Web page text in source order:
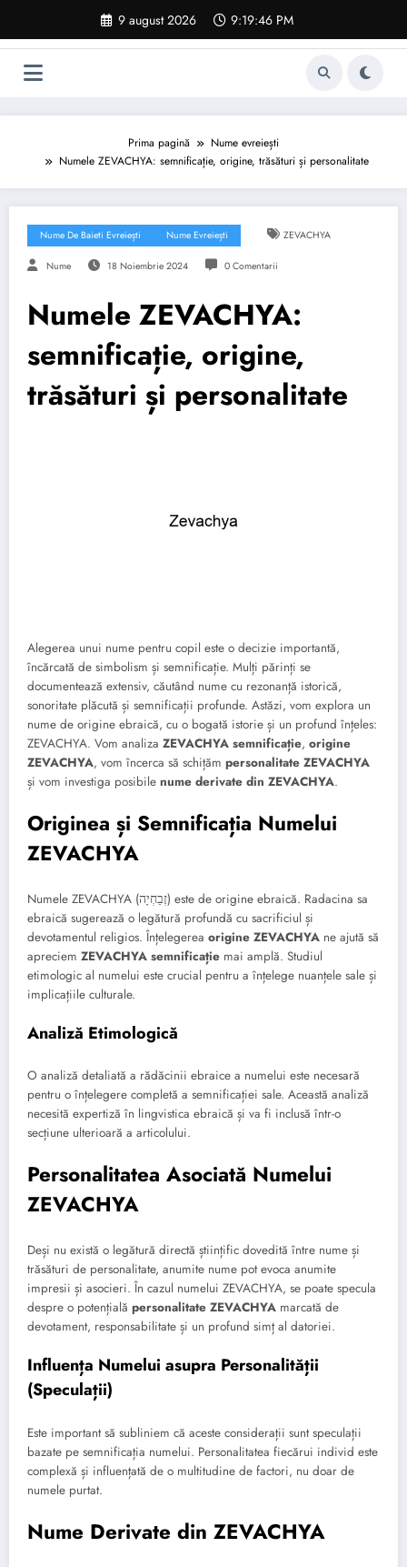
conținut
9 august 2026 9:19:47 PM
Prima pagină
Nume evreiești
Numele ZEVACHYA: semnificație, origine, trăsături și personalitate
Nume De Baieti Evreiești Nume Evreiești ZEVACHYA
Nume 18 Noiembrie 2024 0 Comentarii
Numele ZEVACHYA:
semnificație, origine,
trăsături și personalitate
Alegerea unui nume pentru copil este o decizie importantă,
încărcată de simbolism și semnificație. Mulți părinți se
documentează extensiv, căutând nume cu rezonanță istorică,
sonoritate plăcută și semnificații profunde. Astăzi, vom explora un
nume de origine ebraică, cu o bogată istorie și un profund înțeles:
ZEVACHYA. Vom analiza ZEVACHYA semnificație, origine
ZEVACHYA, vom încerca să schițăm personalitate ZEVACHYA
și vom investiga posibile nume derivate din ZEVACHYA.
Originea și Semnificația Numelui
ZEVACHYA
Numele ZEVACHYA (זֶבַחְיָה) este de origine ebraică. Radacina sa
ebraică sugerează o legătură profundă cu sacrificiul și
devotamentul religios. Înțelegerea origine ZEVACHYA ne ajută să
apreciem ZEVACHYA semnificație mai amplă. Studiul
etimologic al numelui este crucial pentru a înțelege nuanțele sale și
implicațiile culturale.
Analiză Etimologică
O analiză detaliată a rădăcinii ebraice a numelui este necesară
pentru o înțelegere completă a semnificației sale. Această analiză
necesită expertiză în lingvistica ebraică și va fi inclusă într-o
secțiune ulterioară a articolului.
Personalitatea Asociată Numelui
ZEVACHYA
Deși nu există o legătură directă științific dovedită între nume și
trăsături de personalitate, anumite nume pot evoca anumite
impresii și asocieri. În cazul numelui ZEVACHYA, se poate specula
despre o potențială personalitate ZEVACHYA marcată de
devotament, responsabilitate și un profund simț al datoriei.
Influența Numelui asupra Personalității
(Speculații)
Este important să subliniem că aceste considerații sunt speculații
bazate pe semnificația numelui. Personalitatea fiecărui individ este
complexă și influențată de o multitudine de factori, nu doar de
numele purtat.
Nume Derivate din ZEVACHYA